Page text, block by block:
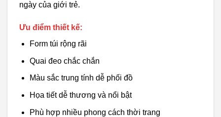
ngày của giới trẻ.
Ưu điểm thiết kế:
Form túi rộng rãi
Quai đeo chắc chắn
Màu sắc trung tính dễ phối đồ
Họa tiết dễ thương và nổi bật
Phù hợp nhiều phong cách thời trang